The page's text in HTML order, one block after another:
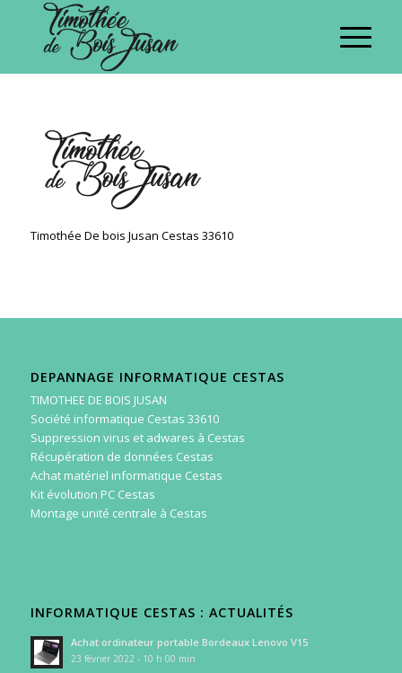
Timothée De bois Jusan Cestas 33610
DEPANNAGE INFORMATIQUE CESTAS
TIMOTHEE DE BOIS JUSAN
Société informatique Cestas 33610
Suppression virus et adwares à Cestas
Récupération de données Cestas
Achat matériel informatique Cestas
Kit évolution PC Cestas
Montage unité centrale à Cestas
INFORMATIQUE CESTAS : ACTUALITÉS
Achat ordinateur portable Bordeaux Lenovo V15
23 février 2022 - 10 h 00 min